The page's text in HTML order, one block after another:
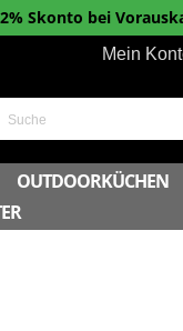
Skonto bei
Mein
OUTDOORKÜCHEN